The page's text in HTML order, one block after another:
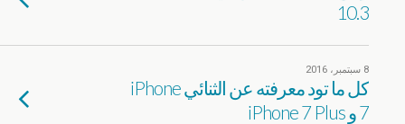
10.3
8 سبتمبر، 2016
كل ما تود معرفته عن الثنائي iPhone
7 و iPhone 7 Plus